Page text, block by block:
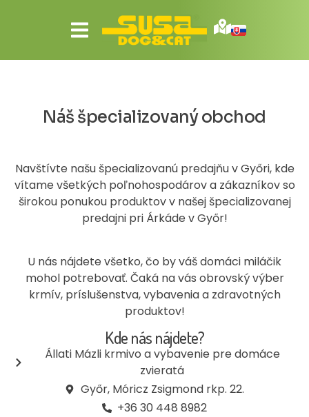
Náš špecializovaný obchod
Navštívte našu špecializovanú predajňu v Győri, kde
vítame všetkých poľnohospodárov a zákazníkov so
širokou ponukou produktov v našej špecializovanej
predajni pri Árkáde v Győr!
U nás nájdete všetko, čo by váš domáci miláčik
mohol potrebovať. Čaká na vás obrovský výber
krmív, príslušenstva, vybavenia a zdravotných
produktov!
Kde nás nájdete?
Állati Mázli krmivo a vybavenie pre domáce
zvieratá
Győr, Móricz Zsigmond rkp. 22.
+36 30 448 8982